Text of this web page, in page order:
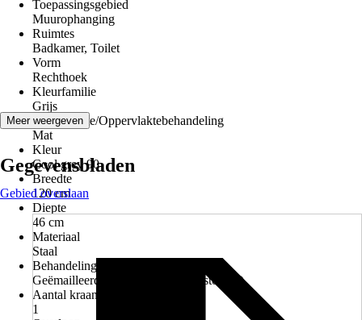
Toepassingsgebied
Muurophanging
Ruimtes
Badkamer, Toilet
Vorm
Rechthoek
Kleurfamilie
Grijs
Oppervlakte/Oppervlaktebehandeling
Mat
Kleur
Cool grey 90
Breedte
120 cm
Diepte
46 cm
Materiaal
Staal
Behandeling
Geëmailleerd, Nano-effect (vuilafstotend)
Aantal kraangaten
1
Meer weergeven
Gegevensbladen
Gebied overslaan